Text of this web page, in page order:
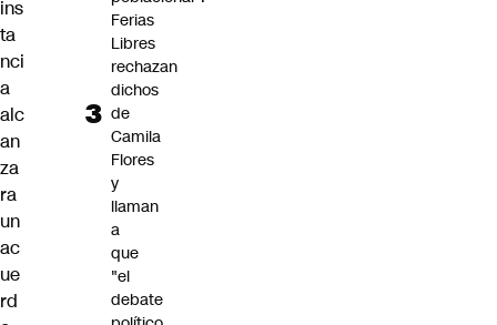
ins
ta
nci
a
alc
an
za
ra
un
ac
ue
rd
Ferias
Libres
rechazan
dichos
de
Camila
Flores
y
llaman
a
que
"el
debate